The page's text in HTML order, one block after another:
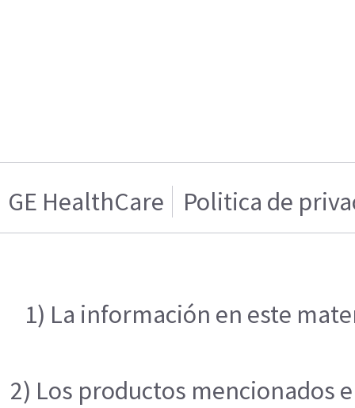
GE HealthCare Politica de
1) La información en este
2) Los productos mencionados